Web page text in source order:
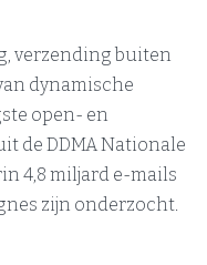
verzending buiten
dynamische
open- en
de DDMA Nationale
4,8 miljard e-mails
zijn onderzocht.